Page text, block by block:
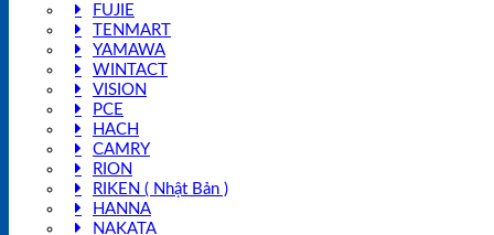
FUJIE
TENMART
YAMAWA
WINTACT
VISION
PCE
HACH
CAMRY
RION
RIKEN ( Nhật Bản )
HANNA
NAKATA